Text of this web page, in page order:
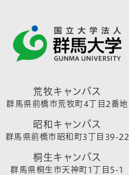
荒牧キャンパス
群馬県前橋市荒牧町4丁目2番地
昭和キャンパス
群馬県前橋市昭和町3丁目39-22
桐生キャンパス
群馬県桐生市天神町1丁目5-1